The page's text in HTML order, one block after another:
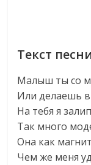
Текст
Малыш ты со
Или делаешь
На тебя я залип
Так много
Она как магнит
Чем же меня